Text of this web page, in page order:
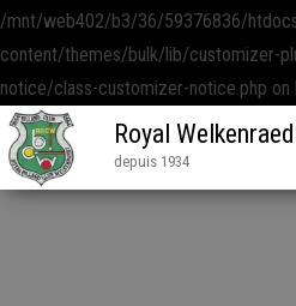
/mnt/web402/b3/36/59376836/
content/themes/bulk/lib/customizer-
notice/class-customizer-notice.php on
Royal
depuis 1934